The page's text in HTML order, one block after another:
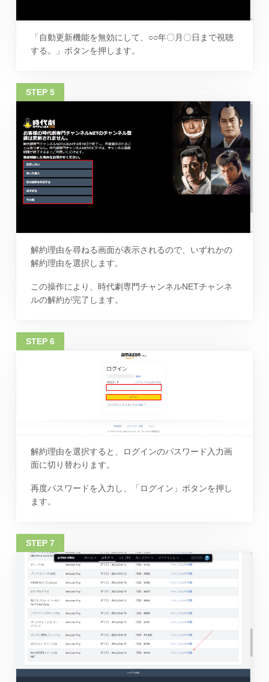
「自動更新機能を無効にして、○○年〇月〇日まで視聴
する。」ボタンを押します。
解約理由を尋ねる画面が表示されるので、いずれかの
解約理由を選択します。
この操作により、時代劇専門チャンネルNETチャンネ
ルの解約が完了します。
解約理由を選択すると、ログインのパスワード入力画
面に切り替わります。
再度パスワードを入力し、「ログイン」ボタンを押し
ます。